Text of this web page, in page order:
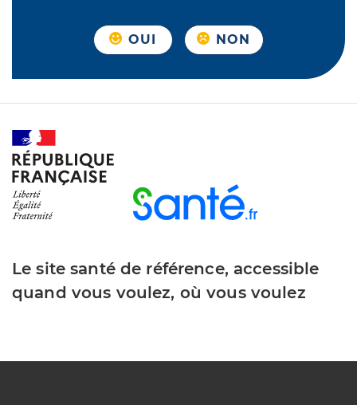
OUI NON
Le site santé de référence, accessible
quand vous voulez, où vous voulez